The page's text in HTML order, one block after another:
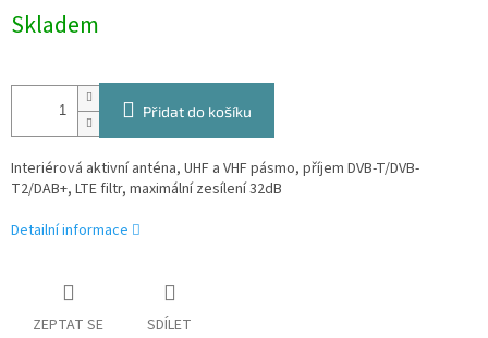
cena:
Skladem
Přidat do košíku
Interiérová aktivní anténa, UHF a VHF pásmo, příjem DVB-T/DVB-
T2/DAB+, LTE filtr, maximální zesílení 32dB
Detailní informace
ZEPTAT SE SDÍLET